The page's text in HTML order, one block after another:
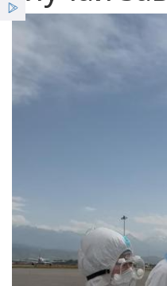
Услуги
Льготы